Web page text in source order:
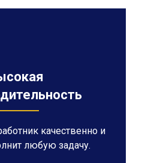
качественно и
любую задачу.